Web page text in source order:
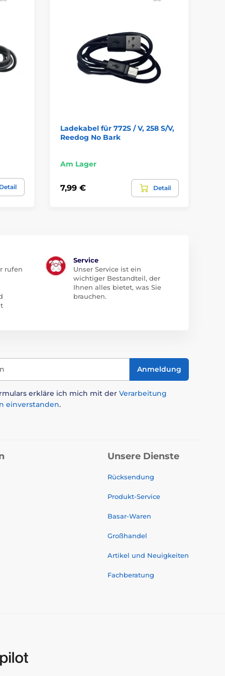
Detail
Ladekabel für 772S / V, 258 S/V,
Reedog No Bark
Am Lager
7,99 € Detail
rufen
Service
Unser Service ist ein
wichtiger Bestandteil, der
Ihnen alles bietet, was Sie
brauchen.
Anmeldung
erkläre ich mich mit der Verarbeitung
einverstanden.
Unsere Dienste
Rücksendung
Produkt-Service
Basar-Waren
Großhandel
Artikel und Neuigkeiten
Fachberatung